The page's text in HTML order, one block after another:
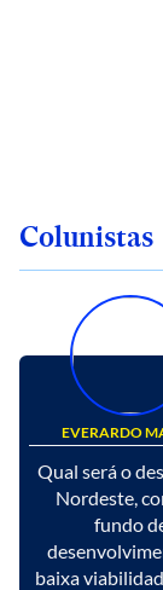
Colunistas
EVERARDO
Qual será o
Nordeste,
fundo
baixa